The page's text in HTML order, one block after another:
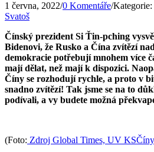
1 června, 2022/0 Komentáře/Kategorie:
Svatoš
Čínský prezident Si Ťin-pching
Bidenovi, že Rusko a Čína zvítězí
demokracie potřebují mnohem více
mají dělat, než mají k dispozici.
Číny se rozhodují rychle, a proto v
snadno zvítězí! Tak jsme se na to
podívali, a vy budete možná
(Foto: Zdroj Global Times, UV KSČíny